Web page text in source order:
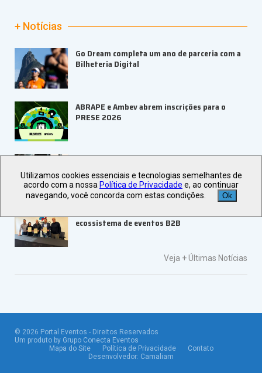
+ Notícias
Go Dream completa um ano de parceria com a
Bilheteria Digital
ABRAPE e Ambev abrem inscrições para o
PRESE 2026
ALAGEV aponta tendências para viagens
corporativas em 2027
ecossistema de eventos B2B
Veja +Últimas Notícias
© 2026 Portal Eventos - Direitos Reservados
Um produto by Grupo Conecta Eventos
Mapa do Site
Política de Privacidade
Contato
Desenvolvedor: Camaliam
Utilizamos cookies essenciais e tecnologias semelhantes de
acordo com a nossa Política de Privacidade e, ao continuar
navegando, você concorda com estas condições.
Ok